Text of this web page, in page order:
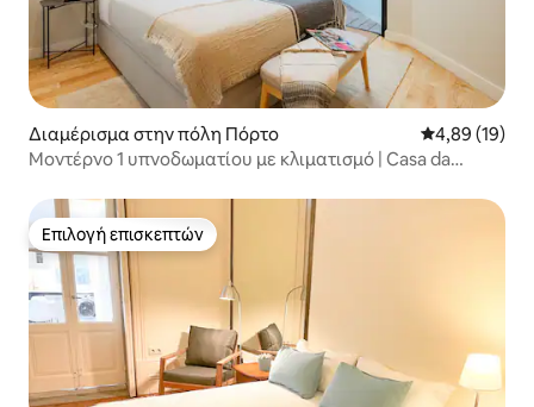
Διαμέρισμα στην πόλη Πόρτο Μέση
4,89 (19)
Μοντέρνο 1 υπνοδωματίου με κλιματισμό | Casa da
Επιλογή επισκεπτών
Επιλογή επισκεπτών